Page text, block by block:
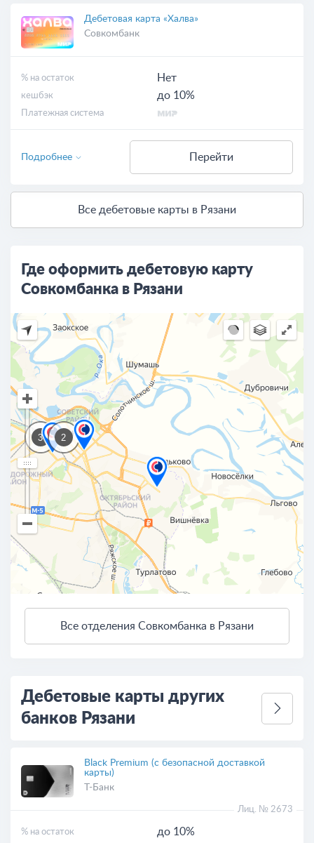
Дебетовая карта «Халва»
Совкомбанк
% на остаток Нет
кешбэк до 10%
Платежная система
Перейти
Подробнее
Все дебетовые карты в Рязани
Где оформить дебетовую карту
Совкомбанка в Рязани
3 2
Все отделения Совкомбанка в Рязани
Дебетовые карты других
банков Рязани
Black Premium (с безопасной доставкой
карты)
Т-Банк
Лиц. № 2673
% на остаток до 10%